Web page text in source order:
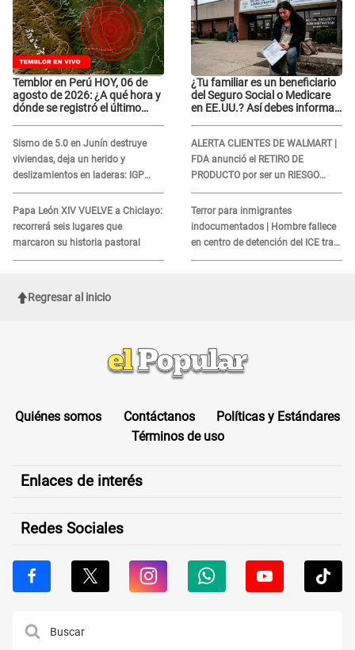
Temblor en Perú HOY, 06 de
agosto de 2026: ¿A qué hora y
dónde se registró el último
Sismo de 5.0 en Junín destruye
viviendas, deja un herido y
deslizamientos en laderas: IGP
alerta sobre posibles réplicas
Papa León XIV VUELVE a Chiclayo:
recorrerá seis lugares que
marcaron su historia pastoral
¿Tu familiar es un beneficiario
del Seguro Social o Medicare
en EE.UU.? Así debes informar
ALERTA CLIENTES DE WALMART |
FDA anunció el RETIRO DE
PRODUCTO por ser un RIESGO
MORTAL para consumidores: ¿Cuál
es?
Terror para inmigrantes
indocumentados | Hombre fallece
en centro de detención del ICE tras
sufrir una "emergencia médica"
Regresar al inicio
Quiénes somos Contáctanos
Políticas y Estándares
Términos de uso
Enlaces de interés
Redes Sociales